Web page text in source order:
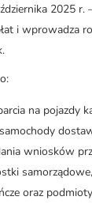
2025 r.
i wprowadza
na pojazdy
wniosków
samorządowe,
oraz